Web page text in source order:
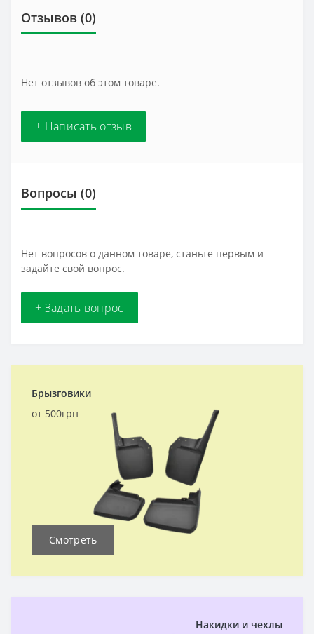
Отзывов (0)
Нет отзывов об этом товаре.
+ Написать отзыв
Вопросы (0)
Нет вопросов о данном товаре, станьте первым и
задайте свой вопрос.
+ Задать вопрос
Брызговики
от 500грн
Смотреть
Накидки и чехлы